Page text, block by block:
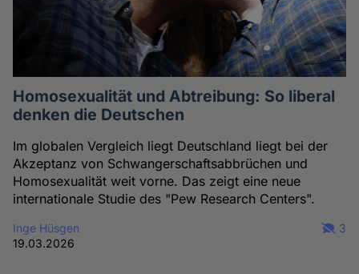
Homosexualität und Abtreibung: So liberal
denken die Deutschen
Im globalen Vergleich liegt Deutschland liegt bei der
Akzeptanz von Schwangerschaftsabbrüchen und
Homosexualität weit vorne. Das zeigt eine neue
internationale Studie des "Pew Research Centers".
Inge Hüsgen
19.03.2026
3